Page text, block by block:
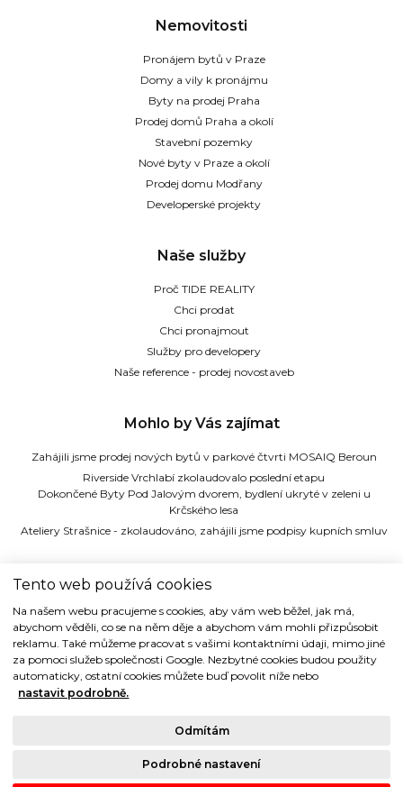
Nemovitosti
Pronájem bytů v Praze
Domy a vily k pronájmu
Byty na prodej Praha
Prodej domů Praha a okolí
Stavební pozemky
Nové byty v Praze a okolí
Prodej domu Modřany
Developerské projekty
Naše služby
Proč TIDE REALITY
Chci prodat
Chci pronajmout
Služby pro developery
Naše reference - prodej novostaveb
Mohlo by Vás zajímat
Zahájili jsme prodej nových bytů v parkové čtvrti MOSAIQ Beroun
Riverside Vrchlabí zkolaudovalo poslední etapu
Dokončené Byty Pod Jalovým dvorem, bydlení ukryté v zeleni u
Krčského lesa
Ateliery Strašnice - zkolaudováno, zahájili jsme podpisy kupních smluv
TIDE REALITY s.r.o.
Dřevná 2, 128 00 Praha 2
Tel: (+420) 224 914 914
e-mail:info@tide.cz
Copyright © 1993-2018 TIDE REALITY s.r.o.. Všechna práva vyhrazena.
Tento web používá cookies
Na našem webu pracujeme s cookies, aby vám web běžel, jak má,
abychom věděli, co se na něm děje a abychom vám mohli přizpůsobit
reklamu. Také můžeme pracovat s vašimi kontaktními údaji, mimo jiné
za pomoci služeb společnosti Google. Nezbytné cookies budou použity
automaticky, ostatní cookies můžete buď povolit níže nebo
nastavit podrobně.
Odmítám
Podrobné nastavení